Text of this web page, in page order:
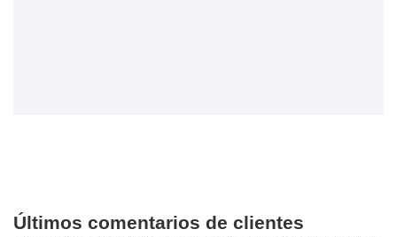
Últimos comentarios de clientes